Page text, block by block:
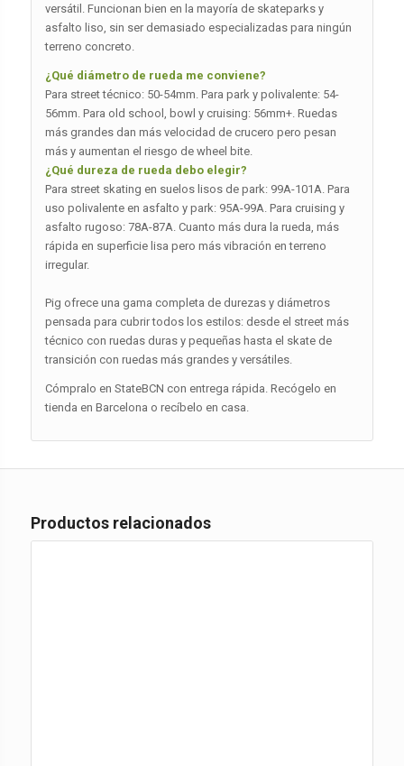
versátil. Funcionan bien en la mayoría de skateparks y
asfalto liso, sin ser demasiado especializadas para ningún
terreno concreto.
¿Qué diámetro de rueda me conviene?
Para street técnico: 50-54mm. Para park y polivalente: 54-
56mm. Para old school, bowl y cruising: 56mm+. Ruedas
más grandes dan más velocidad de crucero pero pesan
más y aumentan el riesgo de wheel bite.
¿Qué dureza de rueda debo elegir?
Para street skating en suelos lisos de park: 99A-101A. Para
uso polivalente en asfalto y park: 95A-99A. Para cruising y
asfalto rugoso: 78A-87A. Cuanto más dura la rueda, más
rápida en superficie lisa pero más vibración en terreno
irregular.
Pig ofrece una gama completa de durezas y diámetros
pensada para cubrir todos los estilos: desde el street más
técnico con ruedas duras y pequeñas hasta el skate de
transición con ruedas más grandes y versátiles.
Cómpralo en StateBCN con entrega rápida. Recógelo en
tienda en Barcelona o recíbelo en casa.
Productos relacionados